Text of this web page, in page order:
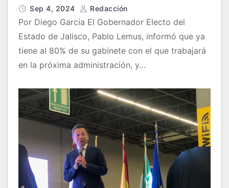
Sep 4, 2024 Redacción
Por Diego Garcia El Gobernador Electo del
Estado de Jalisco, Pablo Lemus, informó que ya
tiene al 80% de su gabinete con el que trabajará
en la próxima administración, y…